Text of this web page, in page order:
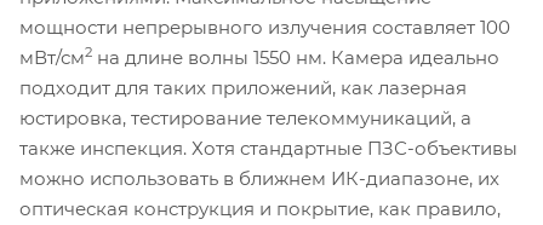
мощности непрерывного излучения составляет 100
мВт/см2 на длине волны 1550 нм. Камера идеально
подходит для таких приложений, как лазерная
юстировка, тестирование телекоммуникаций, а
также инспекция. Хотя стандартные ПЗС-объективы
можно использовать в ближнем ИК-диапазоне, их
оптическая конструкция и покрытие, как правило,